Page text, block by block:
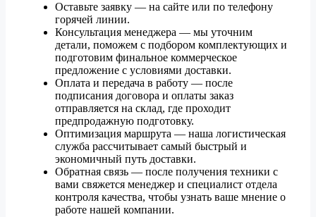
Оставьте заявку — на сайте или по телефону
горячей линии.
Консультация менеджера — мы уточним
детали, поможем с подбором комплектующих и
подготовим финальное коммерческое
предложение с условиями доставки.
Оплата и передача в работу — после
подписания договора и оплаты заказ
отправляется на склад, где проходит
предпродажную подготовку.
Оптимизация маршрута — наша логистическая
служба рассчитывает самый быстрый и
экономичный путь доставки.
Обратная связь — после получения техники с
вами свяжется менеджер и специалист отдела
контроля качества, чтобы узнать ваше мнение о
работе нашей компании.